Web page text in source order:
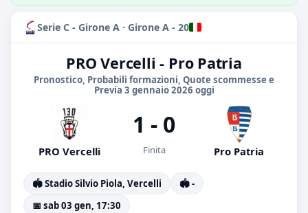
Serie C - Girone A · Girone A - 20
PRO Vercelli - Pro Patria
Pronostico, Probabili formazioni, Quote scommesse e
Previa 3 gennaio 2026 oggi
PRO Vercelli
1 - 0
Finita Pro Patria
🏟️ Stadio Silvio Piola, Vercelli
🏟️ -
📅 sab 03 gen, 17:30